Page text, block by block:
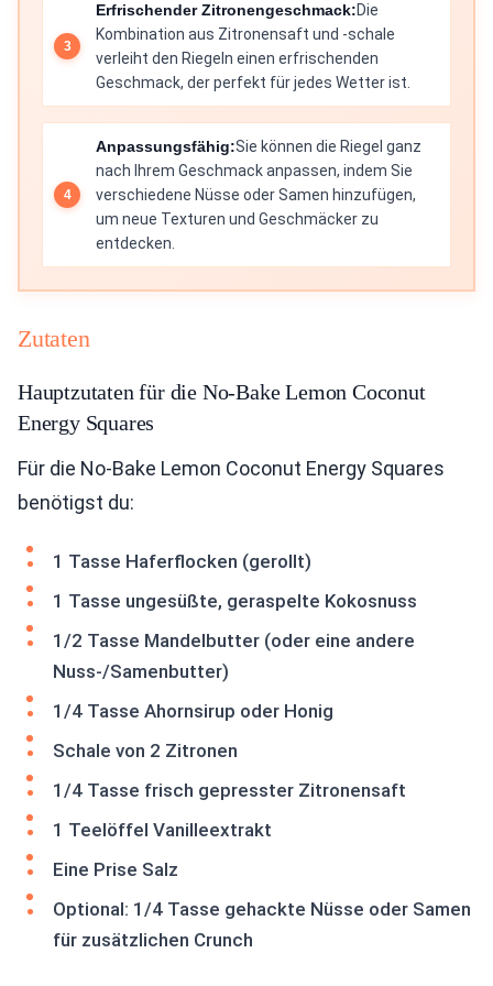
Erfrischender Zitronengeschmack:Die
Kombination aus Zitronensaft und -schale
verleiht den Riegeln einen erfrischenden
Geschmack, der perfekt für jedes Wetter ist.
Anpassungsfähig:Sie können die Riegel ganz
nach Ihrem Geschmack anpassen, indem Sie
verschiedene Nüsse oder Samen hinzufügen,
um neue Texturen und Geschmäcker zu
entdecken.
Zutaten
Hauptzutaten für die No-Bake Lemon Coconut
Energy Squares
Für die No-Bake Lemon Coconut Energy Squares
benötigst du:
1 Tasse Haferflocken (gerollt)
1 Tasse ungesüßte, geraspelte Kokosnuss
1/2 Tasse Mandelbutter (oder eine andere
Nuss-/Samenbutter)
1/4 Tasse Ahornsirup oder Honig
Schale von 2 Zitronen
1/4 Tasse frisch gepresster Zitronensaft
1 Teelöffel Vanilleextrakt
Eine Prise Salz
Optional: 1/4 Tasse gehackte Nüsse oder Samen
für zusätzlichen Crunch